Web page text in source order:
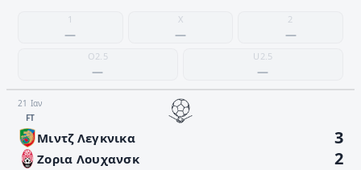
1
—
X
—
2
—
O2.5
—
U2.5
—
21 Ιαν
FΤ
Μιντζ Λεγκνικα 3
Ζορια Λουχανσκ 2